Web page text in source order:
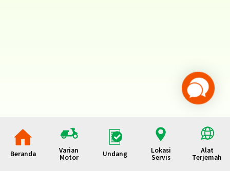
Beranda
Varian
Motor
Undang
Lokasi
Servis
Alat
Terjemah